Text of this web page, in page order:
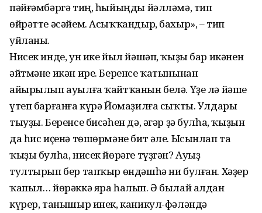
пәйғәмбәргә тиң, һыйыңды йәлләмә, тип
өйрәтте әсәйем. Асыҡҡандыр, бахыр», – тип
уйланы.
Нисек инде, ун ике йыл йәшәп, ҡыҙы бар икәнен
әйтмәне икән ире. Беренсе ҡатынынан
айырылып ауылға ҡайтҡанын белә. Үҙе лә йәше
үтеп барғанға күрә Йомаҙилға сыҡты. Улдары
тыуҙы. Беренсе бисәһен дә, әгәр ҙә булһа, ҡыҙын
да һис иҫенә төшөрмәне бит әле. Ысынлап та
ҡыҙы булһа, нисек йөрәге түҙгән? Ауыҙ
тултырып бер тапҡыр өндәшһә ни булған. Хәҙер
ҡапыл… йөрәккә яра һалып. Ә былай алдан
күрер, танышыр инек, каникул-фәләндә